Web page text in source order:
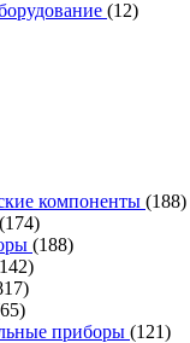
(12)
компоненты (188)
(174)
(188)
приборы (121)